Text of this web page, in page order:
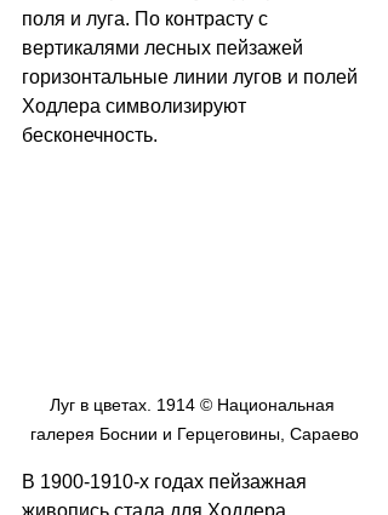
поля и луга. По контрасту с
вертикалями лесных пейзажей
горизонтальные линии лугов и полей
Ходлера символизируют
бесконечность.
Луг в цветах. 1914 © Национальная
галерея Боснии и Герцеговины, Сараево
В 1900-1910-х годах пейзажная
живопись стала для Ходлера